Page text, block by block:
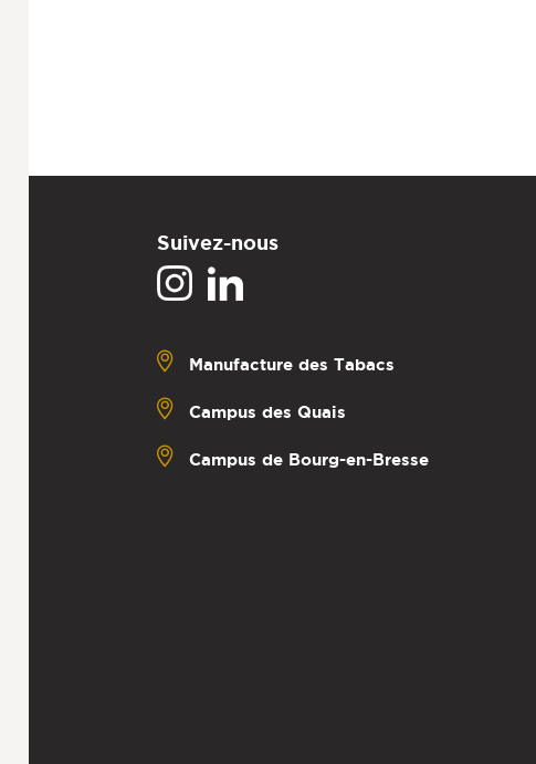
Suivez-nous
Manufacture des Tabacs
Campus des Quais
Campus de Bourg-en-Bresse